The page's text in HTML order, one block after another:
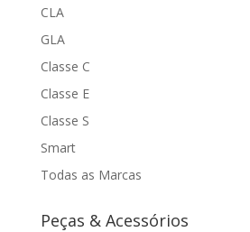
CLA
GLA
Classe C
Classe E
Classe S
Smart
Todas as Marcas
Peças & Acessórios